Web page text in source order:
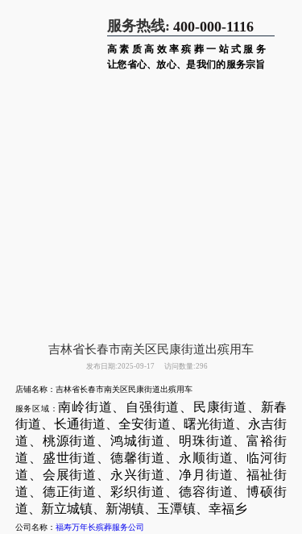
服务热线: 400-000-1116
高素质高效率殡葬一站式服务
让您省心、放心、是我们的服务宗旨
吉林省长春市南关区民康街道出殡用车
发布日期:2025-09-17 访问数量:296
店铺名称：吉林省长春市南关区民康街道出殡用车
服务区域： 南岭街道、自强街道、民康街道、新春
街道、长通街道、全安街道、曙光街道、永吉街
道、桃源街道、鸿城街道、明珠街道、富裕街
道、盛世街道、德馨街道、永顺街道、临河街
道、会展街道、永兴街道、净月街道、福祉街
道、德正街道、彩织街道、德容街道、博硕街
道、新立城镇、新湖镇、玉潭镇、幸福乡
公司名称： 福寿万年长殡葬服务公司